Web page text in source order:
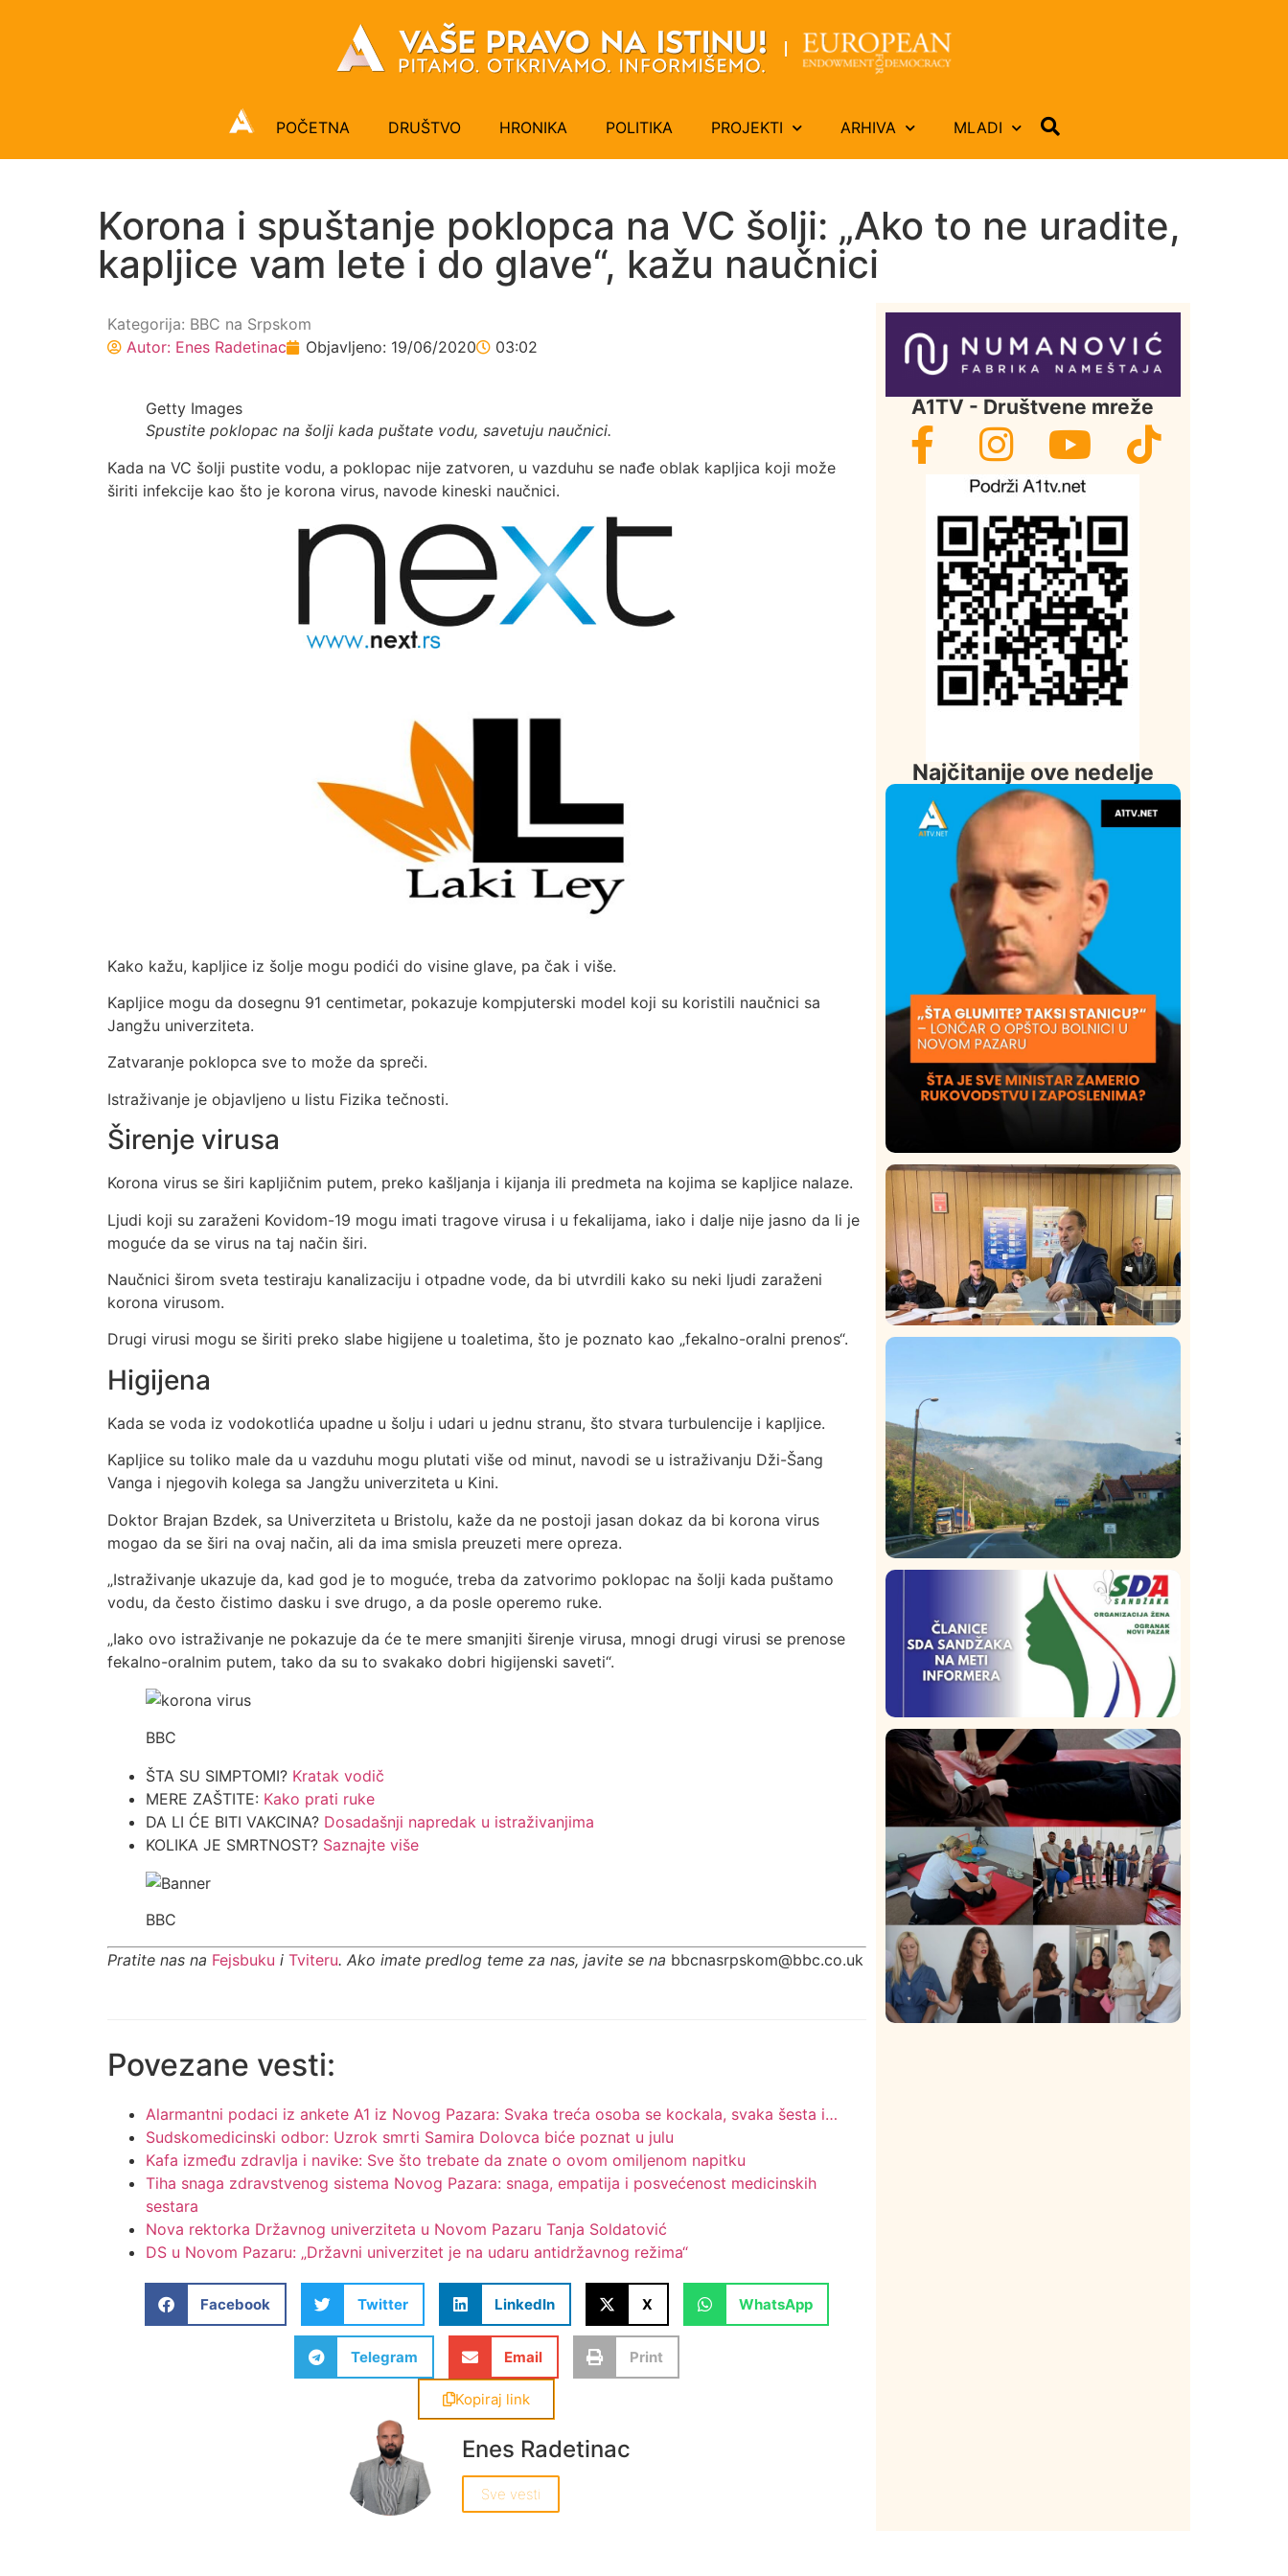
POČETNA DRUŠTVO HRONIKA POLITIKA PROJEKTI ARHIVA MLADI
Korona i spuštanje poklopca na VC šolji: „Ako to ne uradite,
kapljice vam lete i do glave“, kažu naučnici
Kategorija: BBC na Srpskom
Autor: Enes Radetinac Objavljeno: 19/06/2020 03:02
Getty Images
Spustite poklopac na šolji kada puštate vodu, savetuju naučnici.
Kada na VC šolji pustite vodu, a poklopac nije zatvoren, u vazduhu se nađe oblak kapljica koji može
širiti infekcije kao što je korona virus, navode kineski naučnici.
Kako kažu, kapljice iz šolje mogu podići do visine glave, pa čak i više.
Kapljice mogu da dosegnu 91 centimetar, pokazuje kompjuterski model koji su koristili naučnici sa
Jangžu univerziteta.
Zatvaranje poklopca sve to može da spreči.
Istraživanje je objavljeno u listu Fizika tečnosti.
Širenje virusa
Korona virus se širi kapljičnim putem, preko kašljanja i kijanja ili predmeta na kojima se kapljice nalaze.
Ljudi koji su zaraženi Kovidom-19 mogu imati tragove virusa i u fekalijama, iako i dalje nije jasno da li je
moguće da se virus na taj način širi.
Naučnici širom sveta testiraju kanalizaciju i otpadne vode, da bi utvrdili kako su neki ljudi zaraženi
korona virusom.
Drugi virusi mogu se širiti preko slabe higijene u toaletima, što je poznato kao „fekalno-oralni prenos“.
Higijena
Kada se voda iz vodokotlića upadne u šolju i udari u jednu stranu, što stvara turbulencije i kapljice.
Kapljice su toliko male da u vazduhu mogu plutati više od minut, navodi se u istraživanju Dži-Šang
Vanga i njegovih kolega sa Jangžu univerziteta u Kini.
Doktor Brajan Bzdek, sa Univerziteta u Bristolu, kaže da ne postoji jasan dokaz da bi korona virus
mogao da se širi na ovaj način, ali da ima smisla preuzeti mere opreza.
„Istraživanje ukazuje da, kad god je to moguće, treba da zatvorimo poklopac na šolji kada puštamo
vodu, da često čistimo dasku i sve drugo, a da posle operemo ruke.
„Iako ovo istraživanje ne pokazuje da će te mere smanjiti širenje virusa, mnogi drugi virusi se prenose
fekalno-oralnim putem, tako da su to svakako dobri higijenski saveti“.
BBC
ŠTA SU SIMPTOMI? Kratak vodič
MERE ZAŠTITE: Kako prati ruke
DA LI ĆE BITI VAKCINA? Dosadašnji napredak u istraživanjima
KOLIKA JE SMRTNOST? Saznajte više
BBC
Pratite nas na Fejsbuku i Tviteru. Ako imate predlog teme za nas, javite se na bbcnasrpskom@bbc.co.uk
Povezane vesti:
Alarmantni podaci iz ankete A1 iz Novog Pazara: Svaka treća osoba se kockala, svaka šesta i…
Sudskomedicinski odbor: Uzrok smrti Samira Dolovca biće poznat u julu
Kafa između zdravlja i navike: Sve što trebate da znate o ovom omiljenom napitku
Tiha snaga zdravstvenog sistema Novog Pazara: snaga, empatija i posvećenost medicinskih
sestara
Nova rektorka Državnog univerziteta u Novom Pazaru Tanja Soldatović
DS u Novom Pazaru: „Državni univerzitet je na udaru antidržavnog režima“
Facebook Twitter LinkedIn X WhatsApp
Telegram Email Print
Kopiraj link
Enes Radetinac
Sve vesti
A1TV - Društvene mreže
Najčitanije ove nedelje
Društvo Istaknuto 420
Lončar o Opštoj bolnici u Novom
Pazaru: „Šta glumite? Taksi stanicu?“
predsednika SDPS
Požar od Magliča do Ušća, brda u
plamenu – vatrogasci na terenu
Istaknuto Politika 171
Organizacija žena SDA Sandžaka osudila
tekst Informera o Anisi Fetahović i Adeli
Melajac